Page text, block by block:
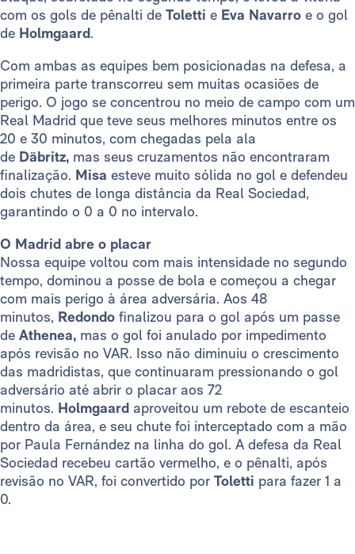
com os gols de pênalti de Toletti e Eva Navarro e o gol
de Holmgaard.
Com ambas as equipes bem posicionadas na defesa, a
primeira parte transcorreu sem muitas ocasiões de
perigo. O jogo se concentrou no meio de campo com um
Real Madrid que teve seus melhores minutos entre os
20 e 30 minutos, com chegadas pela ala
de Däbritz, mas seus cruzamentos não encontraram
finalização. Misa esteve muito sólida no gol e defendeu
dois chutes de longa distância da Real Sociedad,
garantindo o 0 a 0 no intervalo.
O Madrid abre o placar
Nossa equipe voltou com mais intensidade no segundo
tempo, dominou a posse de bola e começou a chegar
com mais perigo à área adversária. Aos 48
minutos, Redondo finalizou para o gol após um passe
de Athenea, mas o gol foi anulado por impedimento
após revisão no VAR. Isso não diminuiu o crescimento
das madridistas, que continuaram pressionando o gol
adversário até abrir o placar aos 72
minutos. Holmgaard aproveitou um rebote de escanteio
dentro da área, e seu chute foi interceptado com a mão
por Paula Fernández na linha do gol. A defesa da Real
Sociedad recebeu cartão vermelho, e o pênalti, após
revisão no VAR, foi convertido por Toletti para fazer 1 a
0.